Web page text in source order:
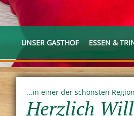
UNSER GASTHOF ESSEN &
...in einer der schönsten
Herzlich